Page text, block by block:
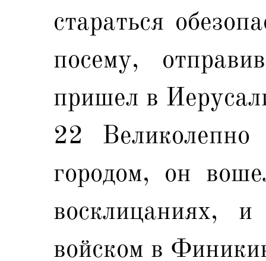
стараться
посему,
пришел в
22
городом, он
восклицаниях,
войском в